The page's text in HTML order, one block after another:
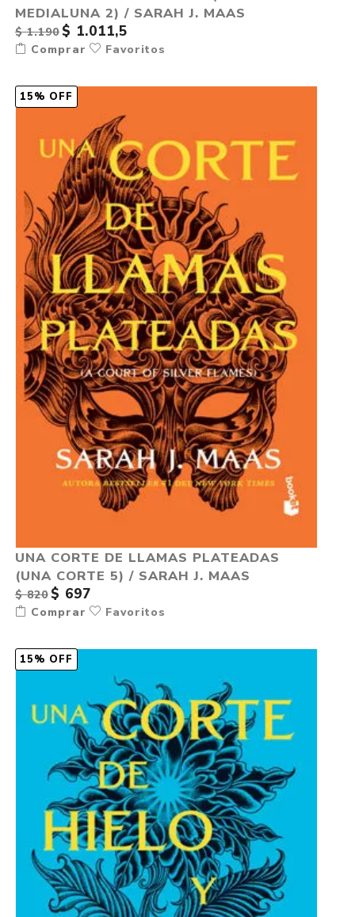
MEDIALUNA 2) / SARAH J. MAAS
$ 1.190 $ 1.011,5
Comprar Favoritos
15% OFF
UNA CORTE DE LLAMAS PLATEADAS
(UNA CORTE 5) / SARAH J. MAAS
$ 820 $ 697
Comprar Favoritos
15% OFF